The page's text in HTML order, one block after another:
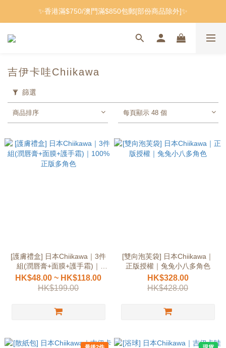
✨香港滿$750/澳門滿$850包郵[部份商品除外]✨
吉伊卡哇Chiikawa
篩選
商品排序 每頁顯示 48 個
[護膚禮盒] 日本Chiikawa｜3件
組(潤唇膏+面膜+護手霜)｜
100%正版多角色
HK$48.00 ~ HK$118.00
HK$199.00
[雙向泡芙袋] 日本Chiikawa｜
正版授權｜兔兔小八多角色
HK$328.00
HK$428.00